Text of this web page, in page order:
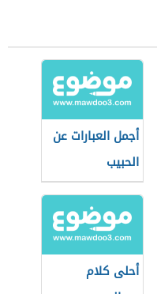
أجمل العبارات عن
الحبيب
أحلى كلام